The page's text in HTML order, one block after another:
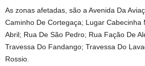
As zonas afetadas, são a Avenida Da
Caminho De Cortegaça; Lugar Cabecinha
Abril; Rua De São Pedro; Rua Fação De
Travessa Do Fandango; Travessa Do
Rossio.